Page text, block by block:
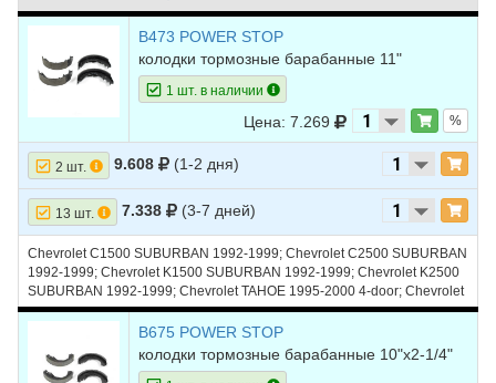
B473 POWER STOP
колодки тормозные барабанные 11"
1 шт. в наличии
Цена: 7.269 %
2 шт. 9.608 (1-2 дня)
13 шт. 7.338 (3-7 дней)
Chevrolet C1500 SUBURBAN 1992-1999; Chevrolet C2500 SUBURBAN
1992-1999; Chevrolet K1500 SUBURBAN 1992-1999; Chevrolet K2500
SUBURBAN 1992-1999; Chevrolet TAHOE 1995-2000 4-door; Chevrolet
K1500; Chevrolet K2500
B675 POWER STOP
колодки тормозные барабанные 10"x2-1/4"